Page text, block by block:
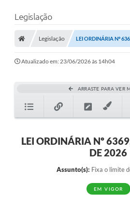
Legislação
Legislação LEI ORDINÁRIA Nº
Atualizado em: 23/06/2026 às 14h04
ARRASTE PARA VER
LEI ORDINÁRIA Nº
DE 2026
Assunto(s): Fixa o limite
EM VIGOR